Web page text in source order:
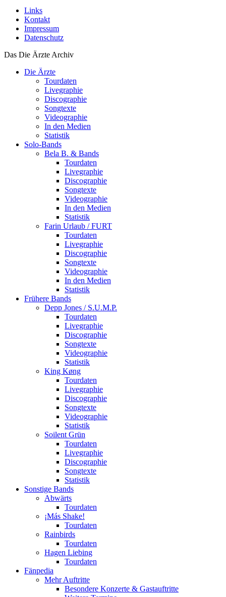
Links
Kontakt
Impressum
Datenschutz
Das Die Ärzte Archiv
Die Ärzte
Tourdaten
Livegraphie
Discographie
Songtexte
Videographie
In den Medien
Statistik
Solo-Bands
Bela B. & Bands
Tourdaten
Livegraphie
Discographie
Songtexte
Videographie
In den Medien
Statistik
Farin Urlaub / FURT
Tourdaten
Livegraphie
Discographie
Songtexte
Videographie
In den Medien
Statistik
Frühere Bands
Depp Jones / S.U.M.P.
Tourdaten
Livegraphie
Discographie
Songtexte
Videographie
Statistik
King Køng
Tourdaten
Livegraphie
Discographie
Songtexte
Videographie
Statistik
Soilent Grün
Tourdaten
Livegraphie
Discographie
Songtexte
Statistik
Sonstige Bands
Abwärts
Tourdaten
¡Más Shake!
Tourdaten
Rainbirds
Tourdaten
Hagen Liebing
Tourdaten
Fänpedia
Mehr Auftritte
Besondere Konzerte & Gastauftritte